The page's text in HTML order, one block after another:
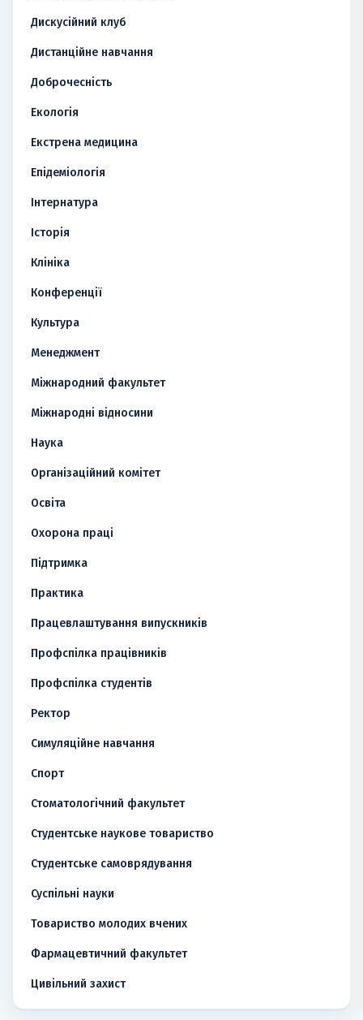
Дискусійний клуб
Дистанційне навчання
Доброчесність
Екологія
Екстрена медицина
Епідеміологія
Інтернатура
Історія
Клініка
Конференції
Культура
Менеджмент
Міжнародний факультет
Міжнародні відносини
Наука
Організаційний комітет
Освіта
Охорона праці
Підтримка
Практика
Працевлаштування випускників
Профспілка працівників
Профспілка студентів
Ректор
Симуляційне навчання
Спорт
Стоматологічний факультет
Студентське наукове товариство
Студентське самоврядування
Суспільні науки
Товариство молодих вчених
Фармацевтичний факультет
Цивільний захист